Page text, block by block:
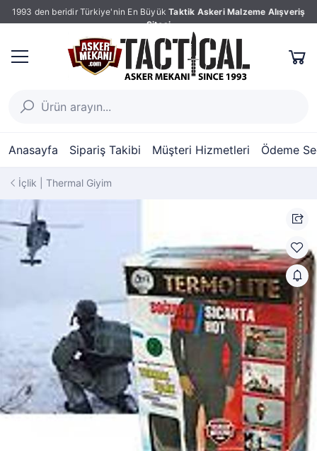
1993 den beridir Türkiye'nin En Büyük Taktik Askeri Malzeme Alışveriş
Sitesi
Anasayfa Sipariş Takibi Müşteri Hizmetleri Ödeme
İçlik | Thermal Giyim